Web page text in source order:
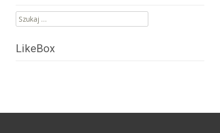
Szukaj:
LikeBox